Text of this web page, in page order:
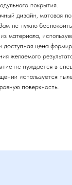
покрытия.
дизайн, матовая
не нужно
из материала,
доступная цена
желаемого
не нуждается в
используется
поверхность.